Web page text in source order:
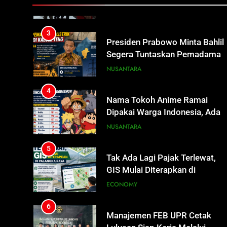
Segera Tuntaskan Pemadaman
Listrik di Kalsel-Teng
NUSANTARA
Dipakai Warga Indonesia, Ada
Uzumaki, D. Luffy, Shinchan,
hingga Doraemon
NUSANTARA
GIS Mulai Diterapkan di
Palangka Raya
ECONOMY
Lulusan Siap Kerja Melalui